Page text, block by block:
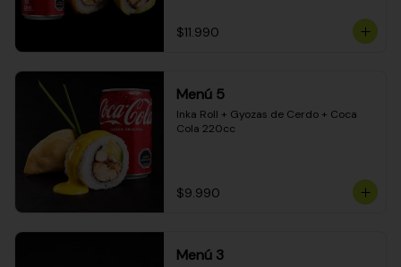
$11.990
Menú 5
Inka Roll + Gyozas de Cerdo + Coca
Cola 220cc
$9.990
Menú 3